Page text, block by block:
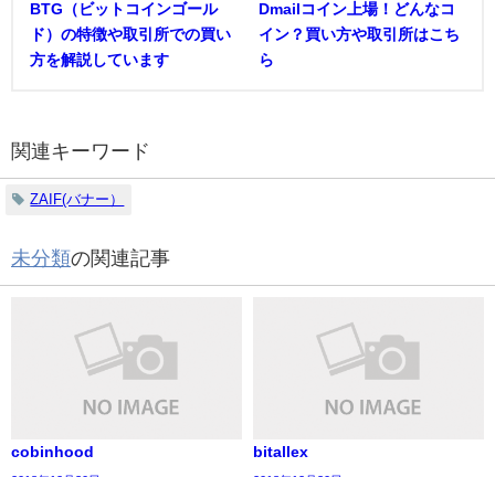
BTG（ビットコインゴール
ド）の特徴や取引所での買い
方を解説しています
Dmailコイン上場！どんなコ
イン？買い方や取引所はこち
ら
関連キーワード
ZAIF(バナー）
未分類の関連記事
cobinhood bitallex